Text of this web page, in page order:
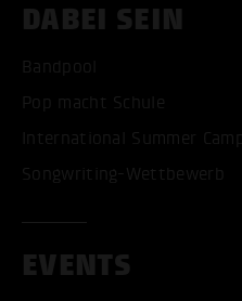
DABEI SEIN
Bandpool
Pop macht Schule
International Summer Camp
Songwriting-Wettbewerb
EVENTS